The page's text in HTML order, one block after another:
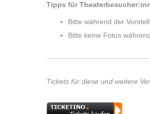
Tipps für
Bitte während der
Bitte keine Fotos
Tickets für diese und weitere